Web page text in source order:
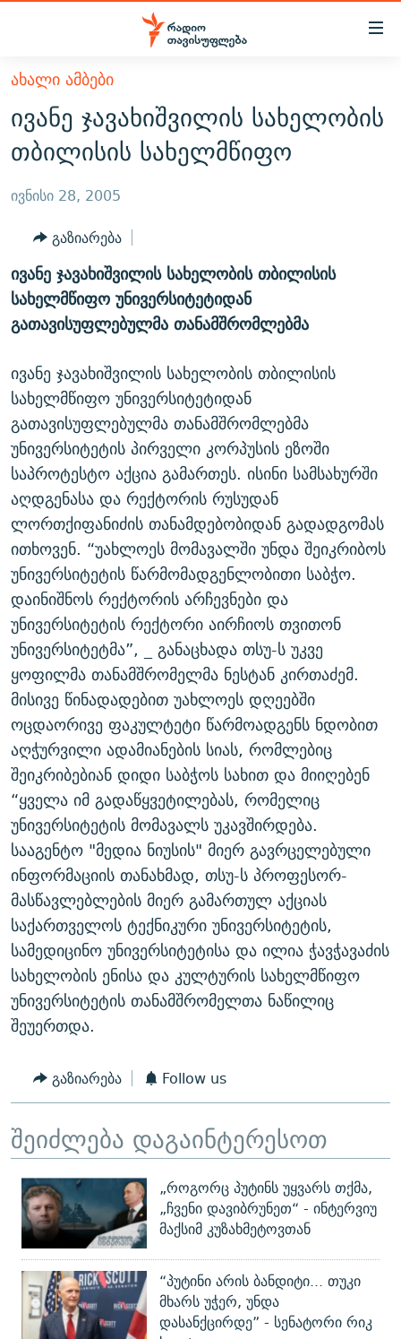
Accessibility
მთავარ
შინაარსზე
დაბრუნება
მთავარ
დაბრუნება
ძიებაზე
დაბრუნება
ᲐᲮᲐᲚᲘ ᲐᲛᲑᲔᲑᲘ
ᲗᲔᲛᲔᲑᲘ
ᲞᲝᲚᲘᲢᲘᲙᲐ
ᲔᲙᲝᲜᲝᲛᲘᲙᲐ
ᲡᲐᲖᲝᲒᲐᲓᲝᲔᲑᲐ
ᲡᲞᲝᲠᲢᲘ
ᲕᲘᲓᲔᲝ
ᲑᲚᲝᲒᲔᲑᲘ
ᲞᲝᲓᲙᲐᲡᲢᲔᲑᲘ
ᲜᲘᲙᲝᲡ ᲞᲝᲓᲙᲐᲡᲢᲘ
60 ᲓᲔᲪᲘᲑᲔᲚᲘ
ᲓᲘᲚᲘᲡ ᲡᲐᲣᲑᲠᲔᲑᲘ
ᲛᲝᲚᲐᲞᲐᲠᲐᲙᲔ ᲢᲔᲥᲡᲢᲔᲑᲘ
ᲨᲘᲜ - ᲣᲪᲮᲝᲔᲗᲨᲘ
ᲚᲘᲢᲔᲠᲐᲢᲣᲠᲣᲚᲘ ᲬᲐᲮᲜᲐᲒᲔᲑᲘ
ᲐᲛᲔᲠᲘᲙᲣᲚᲘ ᲛᲝᲗᲮᲠᲝᲑᲐ
ᲘᲛᲞᲔᲠᲘᲐ ᲓᲐ ᲠᲐᲓᲘᲝ
ᲗᲐᲕᲘᲡᲣᲤᲚᲔᲑᲘᲡ ᲛᲝᲜᲘᲢᲝᲠᲘ
ᲤᲔᲜᲝᲕᲐᲜᲘ - 2.10
ᲗᲥᲕᲔᲜᲘ ᲞᲣᲑᲚᲘᲙᲐᲪᲘᲔᲑᲘ
ᲞᲠᲝᲔᲥᲢᲔᲑᲘ
ᲓᲐᲛᲝᲣᲙᲘᲓᲔᲑᲚᲝᲑᲘᲡ 100 ᲬᲔᲚᲘ
ᲩᲔᲛᲘ ᲡᲘᲙᲕᲓᲘᲚᲘᲡ ᲛᲘᲖᲔᲖᲘᲐ COVID-19
11 ᲬᲔᲚᲘ - 11 ᲐᲛᲑᲐᲕᲘ
ᲡᲐᲞᲐᲠᲚᲐᲛᲔᲜᲢᲝ ᲐᲠᲩᲔᲕᲜᲔᲑᲘᲡ ᲘᲡᲢᲝᲠᲘᲐ
ᲑᲐᲕᲨᲕᲔᲑᲘ ᲞᲠᲝᲡᲢᲘᲢᲣᲪᲘᲐᲨᲘ - ᲐᲛᲝᲣᲗᲥᲛᲔᲚᲘ ᲐᲛᲑᲐᲕᲘ
5 ᲐᲛᲑᲐᲕᲘ - 20 ᲘᲕᲜᲘᲡᲡ ᲓᲐᲨᲐᲕᲔᲑᲣᲚᲔᲑᲘ
ᲐᲒᲕᲘᲡᲢᲝᲡ ᲝᲛᲘ
ПРИВЕТ ᲙᲣᲚᲢᲣᲠᲐ
ЭХО КАВКАЗА
ᲒᲐᲛᲝᲘᲬᲔᲠᲔ
რთე/რთ-ის ყველა საიტი
ᲐᲮᲐᲚᲘ ᲐᲛᲑᲔᲑᲘ
ივანე ჯავახიშვილის სახელობის
თბილისის სახელმწიფო
ივნისი 28, 2005
გაზიარება
ივანე ჯავახიშვილის სახელობის თბილისის
სახელმწიფო უნივერსიტეტიდან
გათავისუფლებულმა თანამშრომლებმა
ივანე ჯავახიშვილის სახელობის თბილისის
სახელმწიფო უნივერსიტეტიდან
გათავისუფლებულმა თანამშრომლებმა
უნივერსიტეტის პირველი კორპუსის ეზოში
საპროტესტო აქცია გამართეს. ისინი სამსახურში
აღდგენასა და რექტორის რუსუდან
ლორთქიფანიძის თანამდებობიდან გადადგომას
ითხოვენ. “უახლოეს მომავალში უნდა შეიკრიბოს
უნივერსიტეტის წარმომადგენლობითი საბჭო.
დაინიშნოს რექტორის არჩევნები და
უნივერსიტეტის რექტორი აირჩიოს თვითონ
უნივერსიტეტმა”, _ განაცხადა თსუ-ს უკვე
ყოფილმა თანამშრომელმა ნესტან კირთაძემ.
მისივე წინადადებით უახლოეს დღეებში
ოცდაორივე ფაკულტეტი წარმოადგენს ნდობით
აღჭურვილი ადამიანების სიას, რომლებიც
შეიკრიბებიან დიდი საბჭოს სახით და მიიღებენ
“ყველა იმ გადაწყვეტილებას, რომელიც
უნივერსიტეტის მომავალს უკავშირდება.
სააგენტო "მედია ნიუსის" მიერ გავრცელებული
ინფორმაციის თანახმად, თსუ-ს პროფესორ-
მასწავლებლების მიერ გამართულ აქციას
საქართველოს ტექნიკური უნივერსიტეტის,
სამედიცინო უნივერსიტეტისა და ილია ჭავჭავაძის
სახელობის ენისა და კულტურის სახელმწიფო
უნივერსიტეტის თანამშრომელთა ნაწილიც
შეუერთდა.
გაზიარება Follow us
შეიძლება დაგაინტერესოთ
„როგორც პუტინს უყვარს თქმა,
„ჩვენი დავიბრუნეთ“ - ინტერვიუ
მაქსიმ კუზახმეტოვთან
“პუტინი არის ბანდიტი... თუკი
მხარს უჭერ, უნდა
დასანქცირდე” - სენატორი რიკ